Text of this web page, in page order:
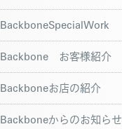
BackboneSpecialWork
Backbone お客様紹介
Backboneお店の紹介
Backboneからのお知らせ